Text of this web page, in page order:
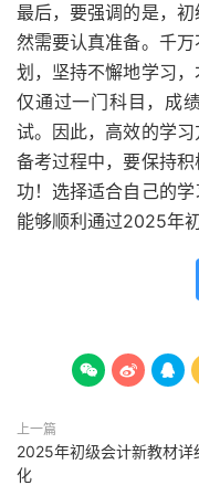
最后，要强调的是，
然需要认真准备。千
划，坚持不懈地学习
仅通过一门科目，成
试。因此，高效的学
备考过程中，要保持
功！选择适合自己的
能够顺利通过2025年
  
上一篇
2025年初级会计新教材详
化